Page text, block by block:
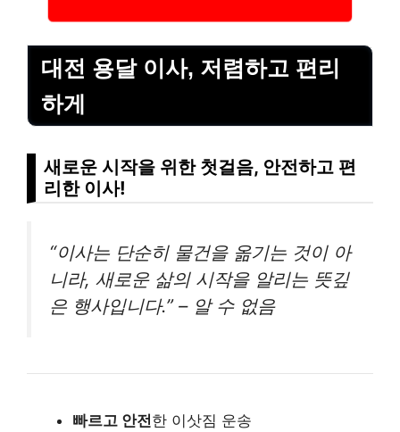
대전 용달 이사, 저렴하고 편리
하게
새로운 시작을 위한 첫걸음, 안전하고 편
리한 이사!
“이사는 단순히 물건을 옮기는 것이 아
니라, 새로운 삶의 시작을 알리는 뜻깊
은 행사입니다.” – 알 수 없음
빠르고 안전한 이삿짐 운송